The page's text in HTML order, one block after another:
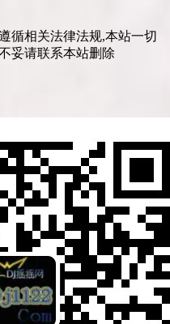
循相关法律法规,本站一切
妥请联系本站删除